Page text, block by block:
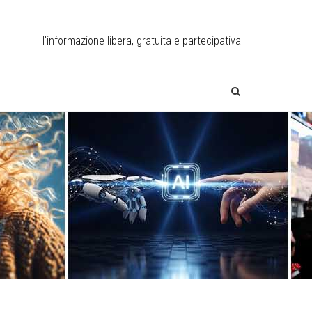
l'informazione libera, gratuita e partecipativa